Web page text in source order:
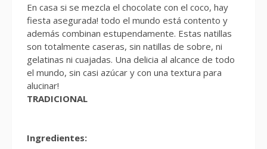
En casa si se mezcla el chocolate con el coco, hay
fiesta asegurada! todo el mundo está contento y
además combinan estupendamente. Estas natillas
son totalmente caseras, sin natillas de sobre, ni
gelatinas ni cuajadas. Una delicia al alcance de todo
el mundo, sin casi azúcar y con una textura para
alucinar!
TRADICIONAL
Ingredientes: